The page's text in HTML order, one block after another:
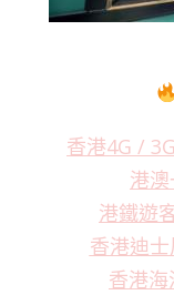
香港4G /
港
港鐵遊
香港迪士
香港